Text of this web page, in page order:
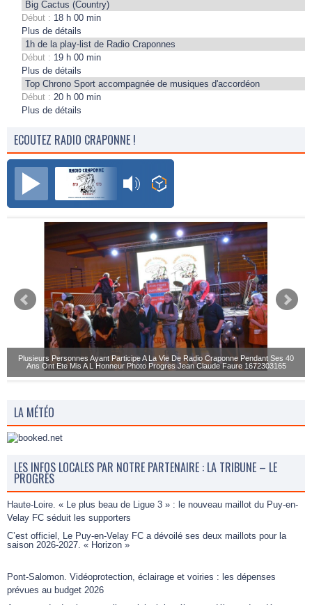
Big Cactus (Country)
Début : 18 h 00 min
Plus de détails
1h de la play-list de Radio Craponnes
Début : 19 h 00 min
Plus de détails
Top Chrono Sport accompagnée de musiques d'accordéon
Début : 20 h 00 min
Plus de détails
ECOUTEZ RADIO CRAPONNE !
Radio Craponne FM
Plusieurs Personnes Ayant Participe A La Vie De Radio Craponne Pendant Ses 40
Ans Ont Ete Mis A L Honneur Photo Progres Jean Claude Faure 1672303165
LA MÉTÉO
LES INFOS LOCALES PAR NOTRE PARTENAIRE : LA TRIBUNE – LE
PROGRÈS
Haute-Loire. « Le plus beau de Ligue 3 » : le nouveau maillot du Puy-en-
Velay FC séduit les supporters
C’est officiel, Le Puy-en-Velay FC a dévoilé ses deux maillots pour la
saison 2026-2027. « Horizon »
Pont-Salomon. Vidéoprotection, éclairage et voiries : les dépenses
prévues au budget 2026